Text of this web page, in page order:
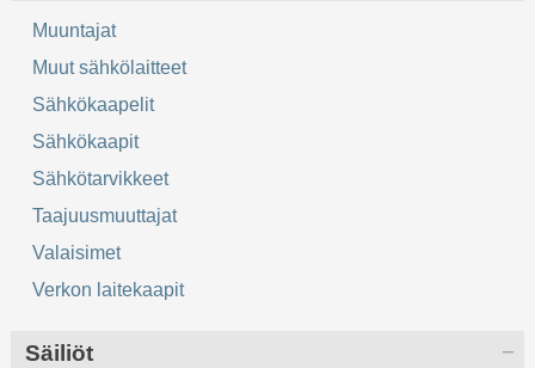
Muuntajat
Muut sähkölaitteet
Sähkökaapelit
Sähkökaapit
Sähkötarvikkeet
Taajuusmuuttajat
Valaisimet
Verkon laitekaapit
Säiliöt